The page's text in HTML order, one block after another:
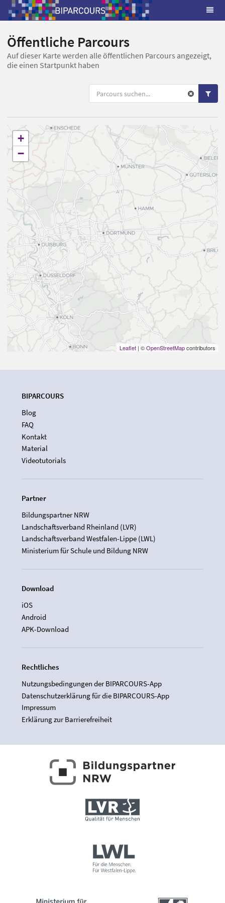
Öffentliche Parcours
Auf dieser Karte werden alle öffentlichen Parcours angezeigt,
die einen Startpunkt haben
+
−
Leaflet | ©OpenStreetMapcontributors
BIPARCOURS
Blog
FAQ
Kontakt
Material
Videotutorials
Partner
Bildungspartner NRW
Landschaftsverband Rheinland (LVR)
Landschaftsverband Westfalen-Lippe (LWL)
Ministerium für Schule und Bildung NRW
Download
iOS
Android
APK-Download
Rechtliches
Nutzungsbedingungen der BIPARCOURS-App
Datenschutzerklärung für die BIPARCOURS-App
Impressum
Erklärung zur Barrierefreiheit